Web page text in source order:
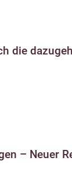
die
– Neuer